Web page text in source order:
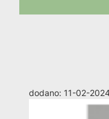
dodano: 11-02-